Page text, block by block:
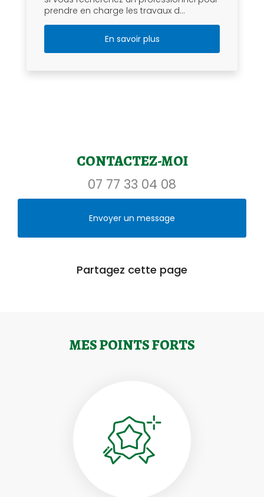
prendre en charge les travaux d...
En savoir plus
CONTACTEZ-MOI
07 77 33 04 08
Envoyer un message
Partagez cette page
MES POINTS FORTS